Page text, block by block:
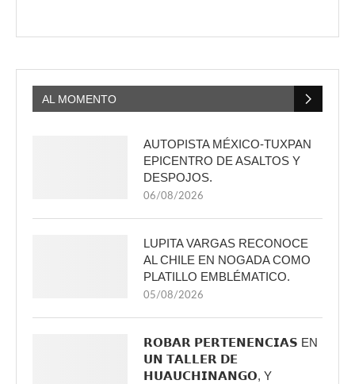
AL MOMENTO
AUTOPISTA MÉXICO-TUXPAN
EPICENTRO DE ASALTOS Y
DESPOJOS.
06/08/2026
LUPITA VARGAS RECONOCE
AL CHILE EN NOGADA COMO
PLATILLO EMBLÉMATICO.
05/08/2026
𝗥𝗢𝗕𝗔𝗥 𝗣𝗘𝗥𝗧𝗘𝗡𝗘𝗡𝗖𝗜𝗔𝗦 EN
𝗨𝗡 𝗧𝗔𝗟𝗟𝗘𝗥 𝗗𝗘
𝗛𝗨𝗔𝗨𝗖𝗛𝗜𝗡𝗔𝗡𝗚𝗢, Y